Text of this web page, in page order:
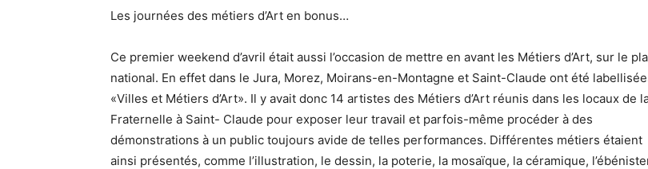
Les journées des métiers d’Art en bonus…
Ce premier weekend d’avril était aussi l’occasion de mettre en avant les Métiers d’Art, sur le
national. En effet dans le Jura, Morez, Moirans-en-Montagne et Saint-Claude ont été
«Villes et Métiers d’Art». Il y avait donc 14 artistes des Métiers d’Art réunis dans les locaux de
Fraternelle à Saint- Claude pour exposer leur travail et parfois-même procéder à des
démonstrations à un public toujours avide de telles performances. Différentes métiers étaient
ainsi présentés, comme l’illustration, le dessin, la poterie, la mosaïque, la céramique,